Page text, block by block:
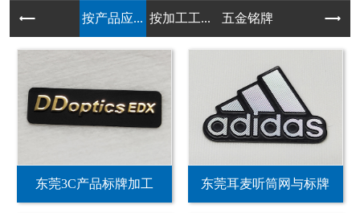
按产品应... 按加工工... 五金铭牌
东莞3C产品标牌加工 东莞耳麦听筒网与标牌